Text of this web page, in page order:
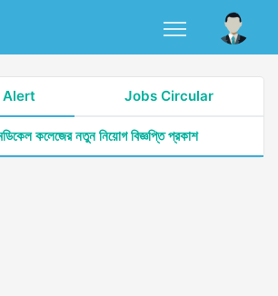
Alert Jobs Circular
কলেজের নতুন নিয়োগ বিজ্ঞপ্তি প্রকাশ